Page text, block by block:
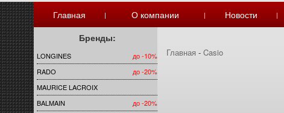
Главная
| О компании | Новости |
Бренды:
LONGINES
до -10%
RADO
до -20%
MAURICE LACROIX
BALMAIN
до -20%
Главная -Casio